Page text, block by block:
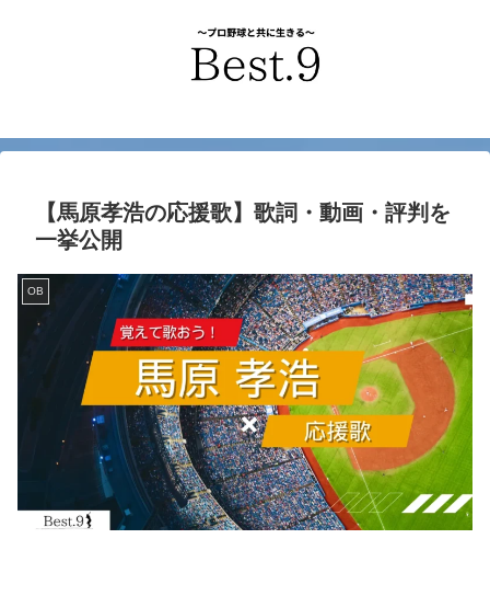
【馬原孝浩の応援歌】歌詞・動画・評判を
一挙公開
OB